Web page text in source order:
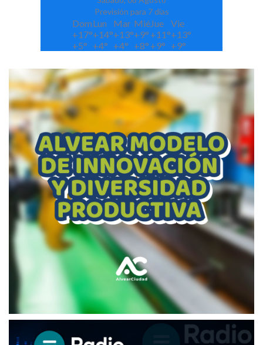
Previsión para 7 días
DomLun Mar MiéJue
Vie
+17°+14°+13°+9° +11°+13°
+5° +4° +4° +8° +9° +9°